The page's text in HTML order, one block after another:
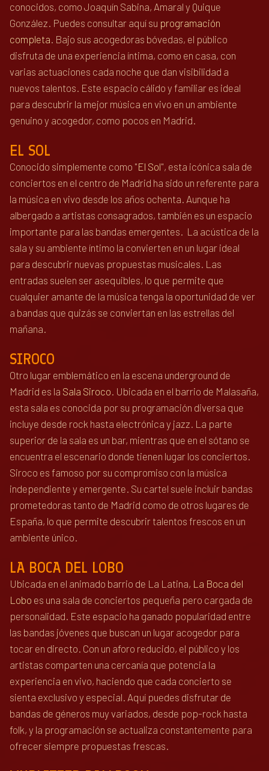
conocidos, como Joaquín Sabina, Amaral y Quique
González. Puedes consultar aquí su programación
completa. Bajo sus acogedoras bóvedas, el público
disfruta de una experiencia íntima, como en casa, con
varias actuaciones cada noche que dan visibilidad a
nuevos talentos. Este espacio cálido y familiar es ideal
para descubrir la mejor música en vivo en un ambiente
genuino y acogedor, como pocos en Madrid.
EL SOL
Conocido simplemente como "El Sol", esta icónica sala de
conciertos en el centro de Madrid ha sido un referente para
la música en vivo desde los años ochenta. Aunque ha
albergado a artistas consagrados, también es un espacio
importante para las bandas emergentes. La acústica de la
sala y su ambiente íntimo la convierten en un lugar ideal
para descubrir nuevas propuestas musicales. Las
entradas suelen ser asequibles, lo que permite que
cualquier amante de la música tenga la oportunidad de ver
a bandas que quizás se conviertan en las estrellas del
mañana.
SIROCO
Otro lugar emblemático en la escena underground de
Madrid es la Sala Siroco. Ubicada en el barrio de Malasaña,
esta sala es conocida por su programación diversa que
incluye desde rock hasta electrónica y jazz. La parte
superior de la sala es un bar, mientras que en el sótano se
encuentra el escenario donde tienen lugar los conciertos.
Siroco es famoso por su compromiso con la música
independiente y emergente. Su cartel suele incluir bandas
prometedoras tanto de Madrid como de otros lugares de
España, lo que permite descubrir talentos frescos en un
ambiente único.
LA BOCA DEL LOBO
Ubicada en el animado barrio de La Latina, La Boca del
Lobo es una sala de conciertos pequeña pero cargada de
personalidad. Este espacio ha ganado popularidad entre
las bandas jóvenes que buscan un lugar acogedor para
tocar en directo. Con un aforo reducido, el público y los
artistas comparten una cercanía que potencia la
experiencia en vivo, haciendo que cada concierto se
sienta exclusivo y especial. Aquí puedes disfrutar de
bandas de géneros muy variados, desde pop-rock hasta
folk, y la programación se actualiza constantemente para
ofrecer siempre propuestas frescas.